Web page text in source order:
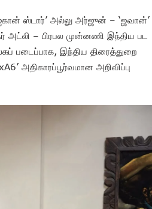
ஸ்டார்’ அல்லு அர்ஜுன் – ‘ஜவான்’
– பிரபல முன்னணி இந்திய பட
படைப்பாக, இந்திய திரைத்துறை
அதிகாரப்பூர்வமான அறிவிப்பு